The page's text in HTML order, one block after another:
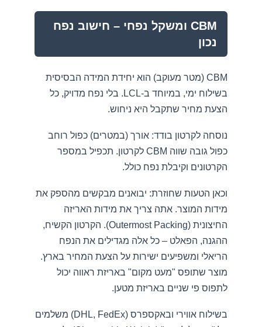
CBM ומשקל נפחי – חישוב נפח
נכון
CBM (מטר מעוקב) הוא יחידת המידה הבסיסית
בשילוח ימי, במיוחד ב-LCL. בלי נפח מדויק, כל
הצעת מחיר שתקבל היא ניחוש.
נוסחה לקרטון בודד: אורך (במטרים) כפול רוחב
כפול גובה שווה CBM לקרטון. תכפיל במספר
הקרטונים וקיבלת נפח כולל.
וכאן הטעות שחוזרת: יבואנים מבקשים מהספק את
מידות המוצר. אתה צריך את מידות האריזה
החיצונית (Outermost Packing). הקרטון הקשיח,
ההגנה, הפאלט – כל אלה מגדילים את הנפח
הריאלי ומשפיעים ישירות על הצעת המחיר בארץ.
מוצר שתופס "מעט מקום" באריזת ראווה יכול
לתפוס פי שניים באריזת מטען.
בשילוח אווירי ובאקספרס (DHL, FedEx) משלמים